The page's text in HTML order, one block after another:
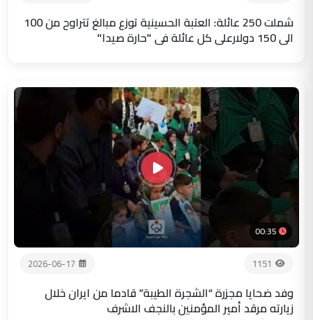
شملت 250 عائلة: العتبة الحسينية توزع مبالغ تتراوح من 100
الى 150 دولارعلى كل عائلة في "حارة صيدا"
00:35
1151
2026-06-17
وفد ضحايا مجزرة “الشجرة الطيبة” قادما من ايران خلال
زيارته مرقد أمير المؤمنين بالنجف الاشرف